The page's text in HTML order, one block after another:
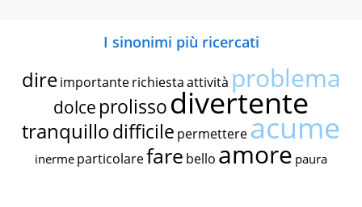
I sinonimi più ricercati
dire importante richiestaattività problema
dolce prolissodivertente
tranquillodifficile permettereacume
inerme particolarefare bello amore paura